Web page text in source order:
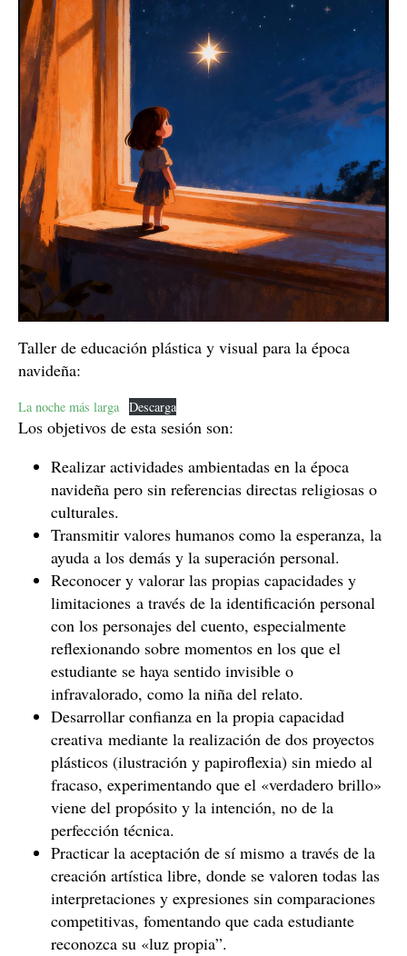
Taller de educación plástica y visual para la época
navideña:
La noche más larga Descarga
Los objetivos de esta sesión son:
Realizar actividades ambientadas en la época
navideña pero sin referencias directas religiosas o
culturales.
Transmitir valores humanos como la esperanza, la
ayuda a los demás y la superación personal.
Reconocer y valorar las propias capacidades y
limitaciones a través de la identificación personal
con los personajes del cuento, especialmente
reflexionando sobre momentos en los que el
estudiante se haya sentido invisible o
infravalorado, como la niña del relato.
Desarrollar confianza en la propia capacidad
creativa mediante la realización de dos proyectos
plásticos (ilustración y papiroflexia) sin miedo al
fracaso, experimentando que el «verdadero brillo»
viene del propósito y la intención, no de la
perfección técnica.
Practicar la aceptación de sí mismo a través de la
creación artística libre, donde se valoren todas las
interpretaciones y expresiones sin comparaciones
competitivas, fomentando que cada estudiante
reconozca su «luz propia”.